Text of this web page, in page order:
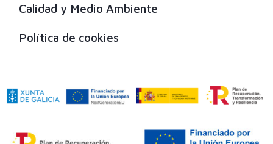
Calidad y Medio Ambiente
Política de cookies